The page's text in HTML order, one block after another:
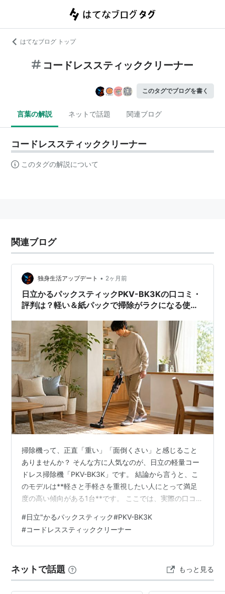
はてなブログ トップ
コードレススティッククリーナー
このタグでブログを書く
言葉の解説 ネットで話題 関連ブログ
コードレススティッククリーナー
このタグの解説について
関連ブログ
独身生活アップデート • 2ヶ月前
日立かるパックスティックPKV-BK3Kの口コミ・
評判は？軽い＆紙パックで掃除がラクになる使い
掃除機って、正直「重い」「面倒くさい」と感じること
ありませんか？ そんな方に人気なのが、日立の軽量コー
ドレス掃除機「PKV-BK3K」です。 結論から言うと、こ
のモデルは**軽さと手軽さを重視したい人にとって満足
度の高い傾向がある1台**です。 ここでは、実際の口コミ
していきます。 ※本記事は複数の口コミや一般的な使用
感を参考にまとめています。 リンク 【結論】PKV-BK3K
はこんな人におすすめ 軽さを重視して掃除機を選びたい
い人 こんな悩みありませんか？ 軽いコードレス掃除機を
探している…
#日立"かるパックスティック#PKV-BK3K
#コードレススティッククリーナー
ネットで話題 もっと見る